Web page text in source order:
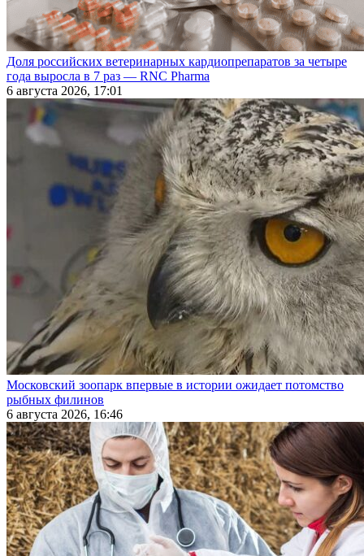
Доля российских ветеринарных кардиопрепаратов за четыре
года выросла в 7 раз — RNC Pharma
6 августа 2026, 17:01
Московский зоопарк впервые в истории ожидает потомство
рыбных филинов
6 августа 2026, 16:46